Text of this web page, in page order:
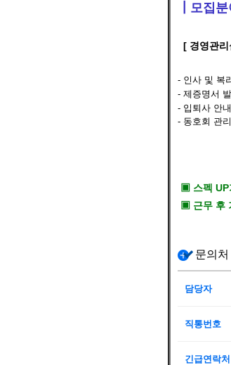
┃모집
[ 경영관리
- 인사 및 복
- 제증명서
- 입퇴사 안내
- 동호회 관
▣ 스펙 UP
▣ 근무 후
문의처
담당자
직통번호
긴급연락처